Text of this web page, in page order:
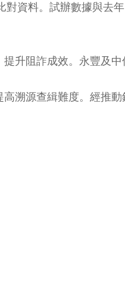
資料。試辦數據與去
升阻詐成效。永豐及
溯源查緝難度。經推